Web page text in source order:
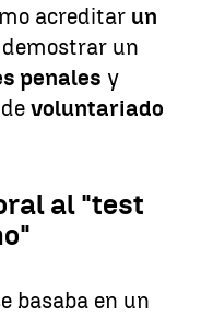
acreditar un
demostrar un
penales y
voluntariado
al "test
basaba en un